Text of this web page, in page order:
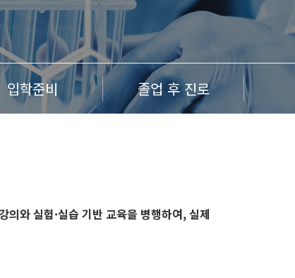
입학준비 졸업 후 진로
와 실험·실습 기반 교육을 병행하여, 실제